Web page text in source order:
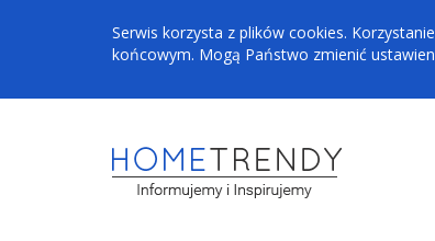
Serwis korzysta z plików cookies.
końcowym. Mogą Państwo zmienić